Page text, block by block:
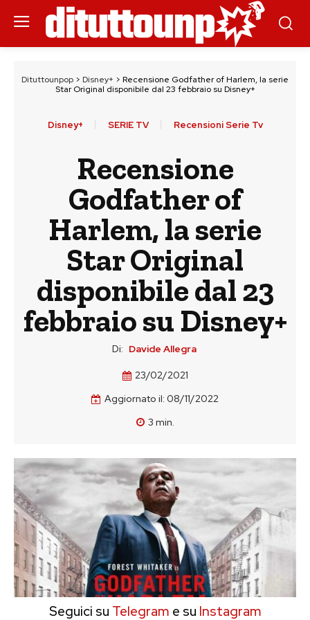
Dituttounpop > Disney+ > Recensione Godfather of Harlem, la serie
Star Original disponibile dal 23 febbraio su Disney+
Disney+ SERIE TV Recensioni Serie Tv
Recensione
Godfather of
Harlem, la serie
Star Original
disponibile dal 23
febbraio su Disney+
Di: Davide Allegra
23/02/2021
Aggiornato il: 08/11/2022
3 min.
Seguici su Telegram e su Instagram